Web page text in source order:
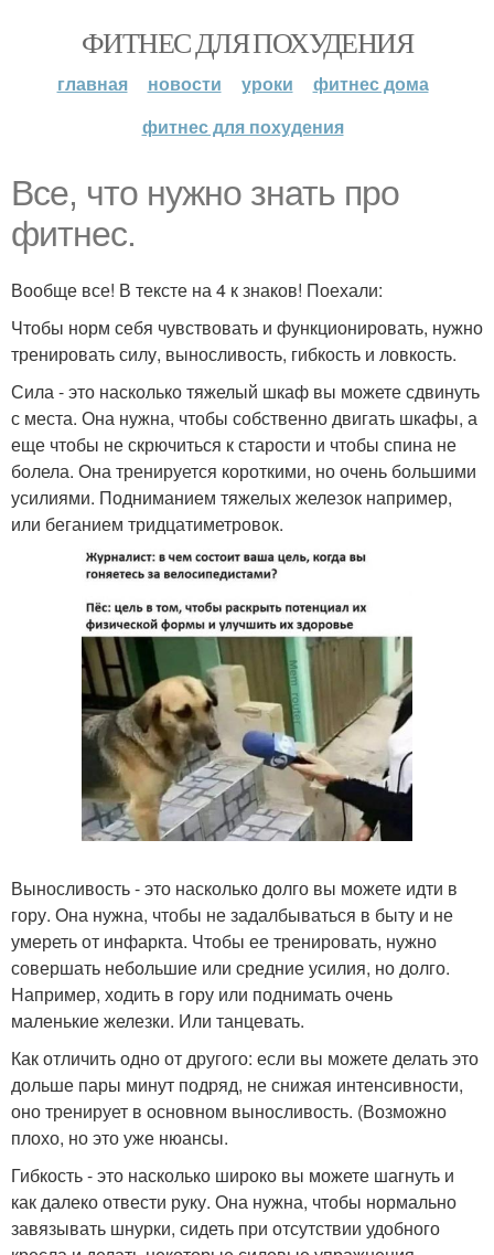
ФИТНЕС ДЛЯ ПОХУДЕНИЯ
главная новости уроки
фитнес дома
фитнес для похудения
Все, что нужно знать про
фитнес.
Вообще все! В тексте на 4 к знаков! Поехали:
Чтобы норм себя чувствовать и функционировать, нужно
тренировать силу, выносливость, гибкость и ловкость.
Сила - это насколько тяжелый шкаф вы можете сдвинуть
с места. Она нужна, чтобы собственно двигать шкафы, а
еще чтобы не скрючиться к старости и чтобы спина не
болела. Она тренируется короткими, но очень большими
усилиями. Подниманием тяжелых железок например,
или беганием тридцатиметровок.
Выносливость - это насколько долго вы можете идти в
гору. Она нужна, чтобы не задалбываться в быту и не
умереть от инфаркта. Чтобы ее тренировать, нужно
совершать небольшие или средние усилия, но долго.
Например, ходить в гору или поднимать очень
маленькие железки. Или танцевать.
Как отличить одно от другого: если вы можете делать это
дольше пары минут подряд, не снижая интенсивности,
оно тренирует в основном выносливость. (Возможно
плохо, но это уже нюансы.
Гибкость - это насколько широко вы можете шагнуть и
как далеко отвести руку. Она нужна, чтобы нормально
завязывать шнурки, сидеть при отсутствии удобного